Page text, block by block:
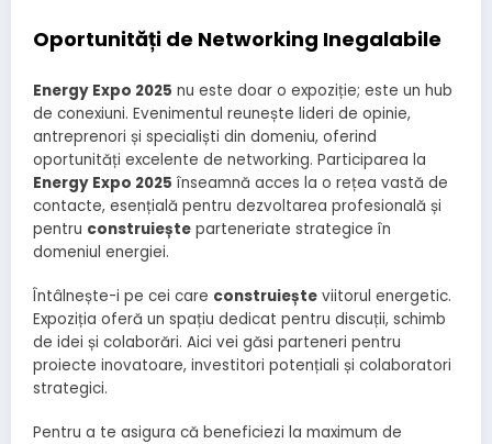
Oportunități de Networking Inegalabile
Energy Expo 2025 nu este doar o expoziție; este un hub
de conexiuni. Evenimentul reunește lideri de opinie,
antreprenori și specialiști din domeniu, oferind
oportunități excelente de networking. Participarea la
Energy Expo 2025 înseamnă acces la o rețea vastă de
contacte, esențială pentru dezvoltarea profesională și
pentru construiește parteneriate strategice în
domeniul energiei.
Întâlnește-i pe cei care construiește viitorul energetic.
Expoziția oferă un spațiu dedicat pentru discuții, schimb
de idei și colaborări. Aici vei găsi parteneri pentru
proiecte inovatoare, investitori potențiali și colaboratori
strategici.
Pentru a te asigura că beneficiezi la maximum de